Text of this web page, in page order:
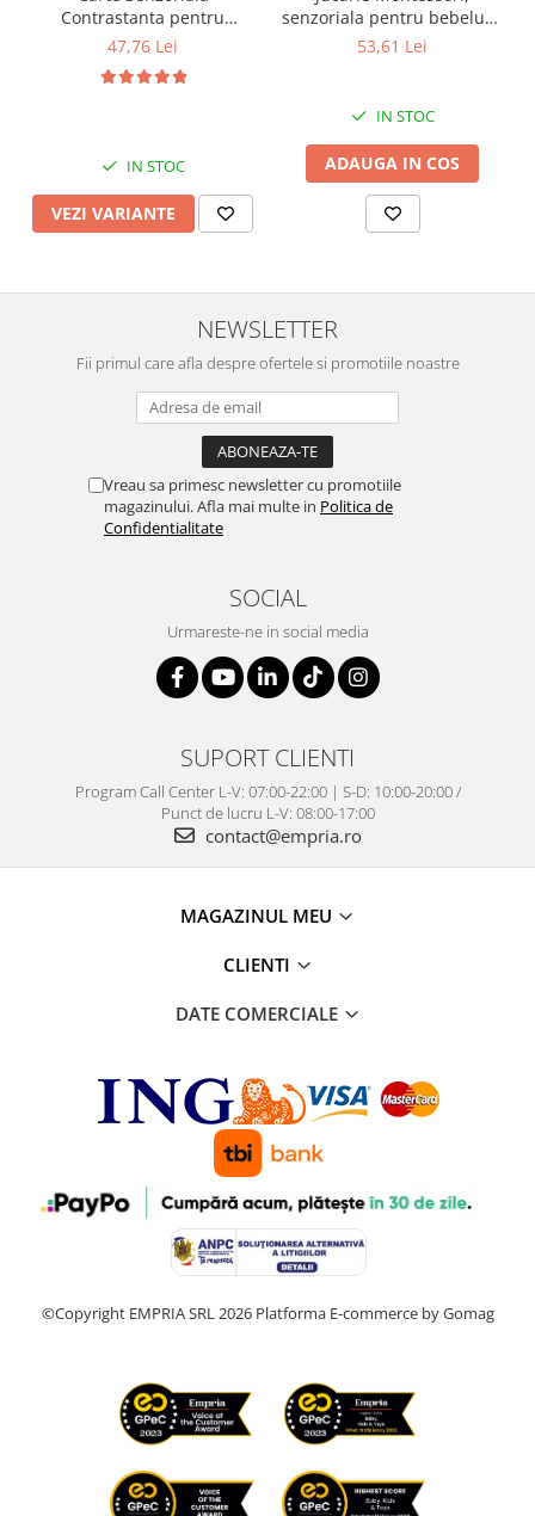
Contrastanta pentru
Bebelusi Explorarea
cm, Diverse modele
47,76 Lei
IN STOC
VEZI VARIANTE
senzoriala pentru bebelusi,
dentitie, Empria, Elefant
53,61 Lei
IN STOC
ADAUGA IN COS
NEWSLETTER
Fii primul care afla despre ofertele si promotiile noastre
Vreau sa primesc newsletter cu promotiile
magazinului. Afla mai multe in Politica de
Confidentialitate
SOCIAL
Urmareste-ne in social media
SUPORT CLIENTI
Program Call Center L-V: 07:00-22:00 | S-D: 10:00-20:00 /
Punct de lucru L-V: 08:00-17:00
contact@empria.ro
MAGAZINUL MEU
CLIENTI
DATE COMERCIALE
©Copyright EMPRIA SRL 2026 Platforma E-commerce by Gomag